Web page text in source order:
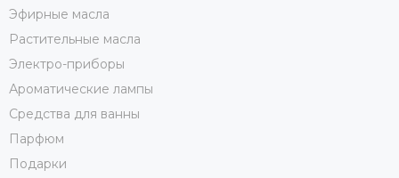
Эфирные масла
Растительные масла
Электро-приборы
Ароматические лампы
Средства для ванны
Парфюм
Подарки